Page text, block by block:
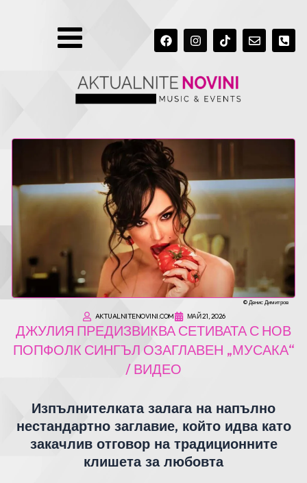
A
C
O
O
K
N
S
G
R
A
I
K
K
N
V
H
O
R
A
L
T
MENU
© Денис Димитров
AKTUALNITENOVINI.COM МАЙ 21, 2026
ДЖУЛИЯ ПРЕДИЗВИКВА СЕТИВАТА С НОВ
ПОПФОЛК СИНГЪЛ ОЗАГЛАВЕН „МУСАКА“
/ ВИДЕО
Изпълнителката залага на напълно
нестандартно заглавие, който идва като
закачлив отговор на традиционните
клишета за любовта